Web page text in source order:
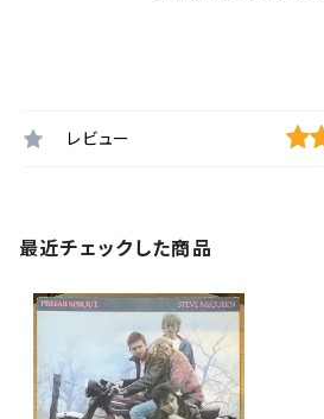
レビュー
最近チェックした商品